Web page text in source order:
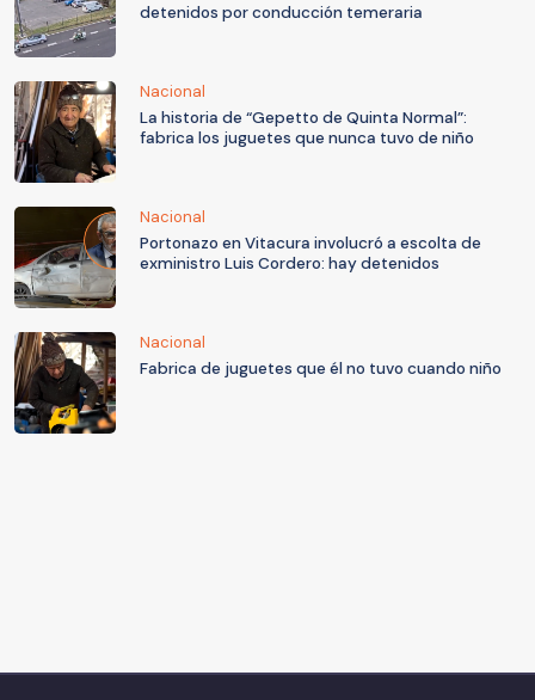
detenidos por conducción temeraria
Nacional
La historia de “Gepetto de Quinta Normal”:
fabrica los juguetes que nunca tuvo de niño
Nacional
Portonazo en Vitacura involucró a escolta de
exministro Luis Cordero: hay detenidos
Nacional
Fabrica de juguetes que él no tuvo cuando niño